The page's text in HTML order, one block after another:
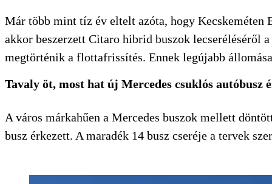
Már több mint tíz év eltelt azóta, hogy Kecskeméten
akkor beszerzett Citaro hibrid buszok lecseréléséről
megtörténik a flottafrissítés. Ennek legújabb
Tavaly öt, most hat új Mercedes csuklós autóbusz
A város márkahűen a Mercedes buszok mellett
busz érkezett. A maradék 14 busz cseréje a tervek